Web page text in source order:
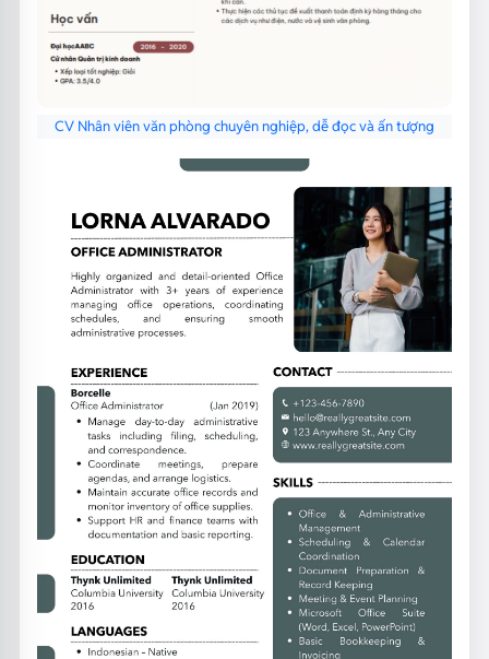
CV Nhân viên văn phòng chuyên nghiệp, dễ đọc và ấn tượng